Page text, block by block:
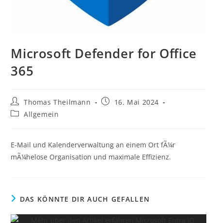
Microsoft Defender for Office
365
Thomas Theilmann
16. Mai 2024
Allgemein
E-Mail und Kalenderverwaltung an einem Ort fÃ¼r
mÃ¼helose Organisation und maximale Effizienz.
DAS KÖNNTE DIR AUCH GEFALLEN